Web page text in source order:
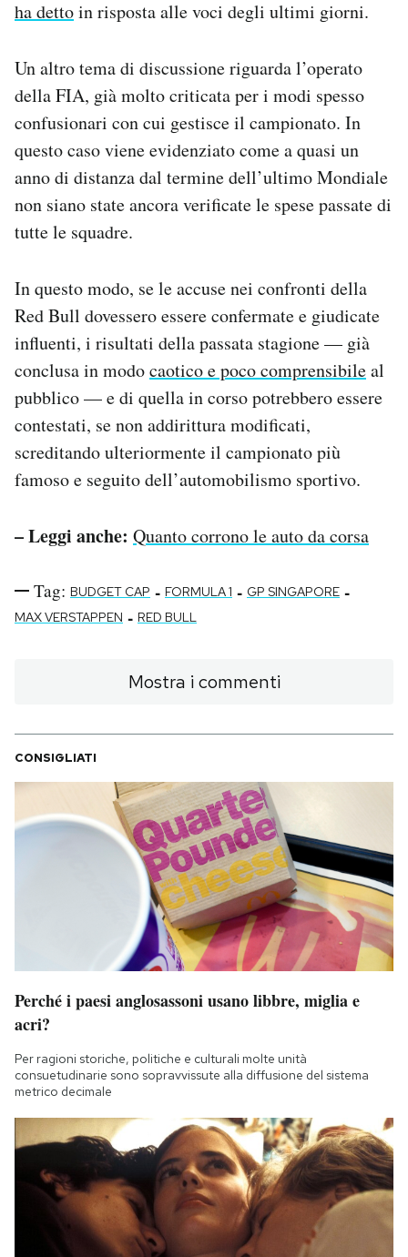
ha dettoin risposta alle voci degli ultimi giorni.
Un altro tema di discussione riguarda l’operato
della FIA, già molto criticata per i modi spesso
confusionari con cui gestisce il campionato. In
questo caso viene evidenziato come a quasi un
anno di distanza dal termine dell’ultimo Mondiale
non siano state ancora verificate le spese passate di
tutte le squadre.
In questo modo, se le accuse nei confronti della
Red Bull dovessero essere confermate e giudicate
influenti, i risultati della passata stagione — già
conclusa in modocaotico e poco comprensibileal
pubblico — e di quella in corso potrebbero essere
contestati, se non addirittura modificati,
screditando ulteriormente il campionato più
famoso e seguito dell’automobilismo sportivo.
– Leggi anche: Quanto corrono le auto da corsa
Tag: BUDGET CAP - FORMULA 1 - GP SINGAPORE -
MAX VERSTAPPEN - RED BULL
Mostra i commenti
CONSIGLIATI
Perché i paesi anglosassoni usano libbre, miglia e
acri?
Per ragioni storiche, politiche e culturali molte unità
consuetudinarie sono sopravvissute alla diffusione del sistema
metrico decimale